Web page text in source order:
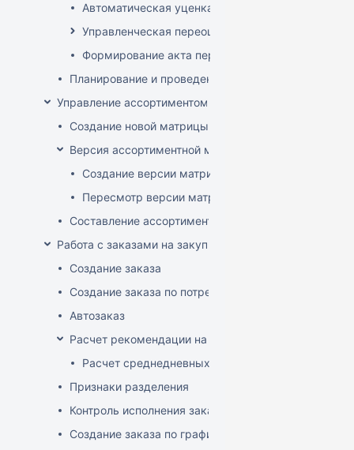
Автоматическая уценка товаров
Управленческая переоценка
Формирование акта переоценки
Планирование и проведение акций
Управление ассортиментом магазинов
Создание новой матрицы
Версия ассортиментной матрицы
Создание версии матрицы
Пересмотр версии матрицы
Составление ассортимента магазина
Работа с заказами на закупку
Создание заказа
Создание заказа по потребностям
Автозаказ
Расчет рекомендации на закупку
Расчет среднедневных продаж
Признаки разделения
Контроль исполнения заказов поставщиком
Создание заказа по графику